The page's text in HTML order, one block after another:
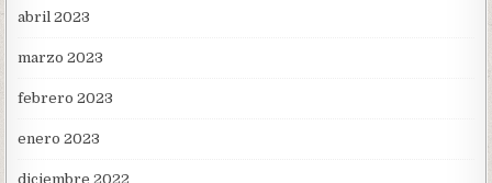
abril 2023
marzo 2023
febrero 2023
enero 2023
diciembre 2022